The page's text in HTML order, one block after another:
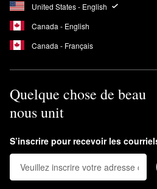
United States - English
Canada - English
Canada - Français
Quelque chose de beau
nous unit
S’inscrire pour recevoir les